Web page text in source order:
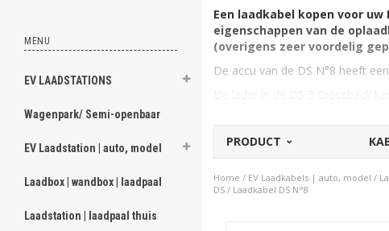
MENU
EV LAADSTATIONS
Wagenpark/ Semi-openbaar
EV Laadstation | auto, model
Laadbox | wandbox | laadpaal
Laadstation | laadpaal thuis
Een laadkabel kopen voor
eigenschappen van de
(overigens zeer voordelig
De accu van de DS N°8 heeft
De DS N°8 heeft aan autozijde
fase, 16A geschikt.
Heeft u een 1 fasige aansluiting
kiezen van 7,4kW (1 x 32A) of
Op zoek naar een
PRODUCT
Home / EV Laadkabels | auto, model /
DS / Laadkabel DS N°8